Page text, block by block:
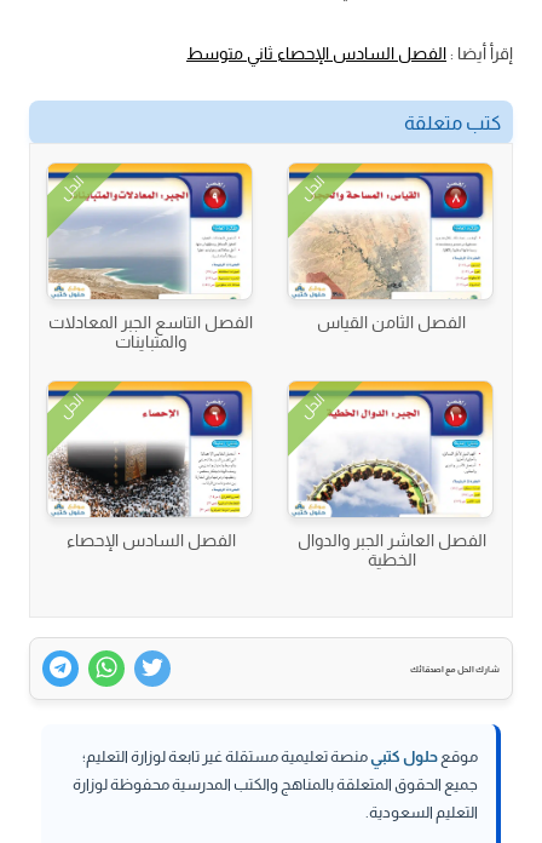
إقرأ أيضا :الفصل السادس الإحصاء ثاني متوسط
كتب متعلقة
الحل
الفصل الثامن القياس
الحل
الفصل التاسع الجبر المعادلات
والمتباينات
الحل
الفصل العاشر الجبر والدوال
الخطية
الحل
الفصل السادس الإحصاء
شارك الحل مع اصدقائك
موقع حلول كتبيمنصة تعليمية مستقلة غير تابعة لوزارة التعليم؛
جميع الحقوق المتعلقة بالمناهج والكتب المدرسية محفوظة لوزارة
التعليم السعودية.